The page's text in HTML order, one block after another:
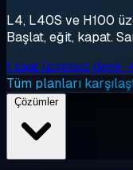
L4, L40S ve H100
Başlat, eğit, kapat.
1 saat ücretsiz dene
Tüm planları
Çözümler